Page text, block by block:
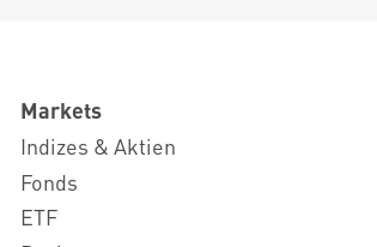
Markets
Indizes & Aktien
Fonds
ETF